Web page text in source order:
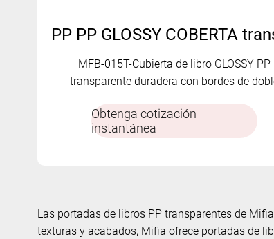
MFB-015T-Cubierta de libro GLOSSY PP
transparente duradera con bordes de
ecológico.
Obtenga cotización
instantánea
Las portadas de libros PP transparentes de
texturas y acabados, Mifia ofrece portadas de